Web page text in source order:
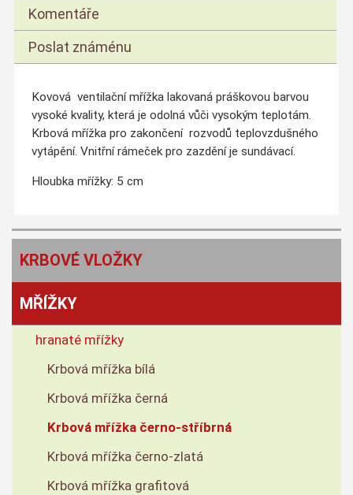
Komentáře
Poslat známénu
Kovová ventilační mřížka lakovaná práškovou barvou
vysoké kvality, která je odolná vůči vysokým teplotám.
Krbová mřížka pro zakončení rozvodů teplovzdušného
vytápění. Vnitřní rámeček pro zazdění je sundávací.
Hloubka mřížky: 5 cm
KRBOVÉ VLOŽKY
MŘÍŽKY
hranaté mřížky
Krbová mřížka bílá
Krbová mřížka černá
Krbová mřížka černo-stříbrná
Krbová mřížka černo-zlatá
Krbová mřížka grafitová